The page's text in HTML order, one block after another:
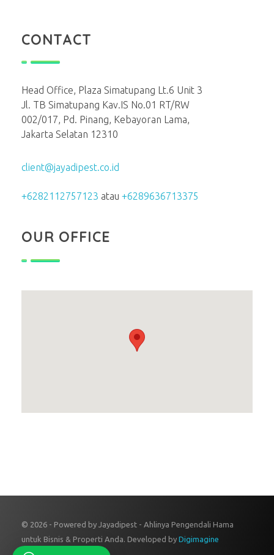
CONTACT
Head Office, Plaza Simatupang Lt.6 Unit 3
Jl. TB Simatupang Kav.IS No.01 RT/RW
002/017, Pd. Pinang, Kebayoran Lama,
Jakarta Selatan 12310
client@jayadipest.co.id
+6282112757123 atau +6289636713375
OUR OFFICE
© 2026 - Powered by Jayadipest - Ahlinya Pengendali Hama
untuk Bisnis & Properti Anda. Developed by Digimagine